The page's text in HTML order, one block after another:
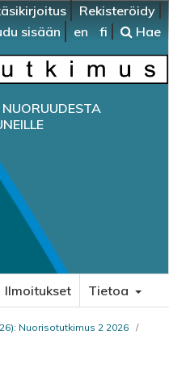
Rekisteröidy
sisään
en fi Hae
Ilmoitukset Tietoa
Nuorisotutkimus 2 2026 /